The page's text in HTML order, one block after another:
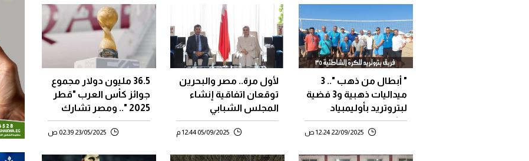
" أبطال من ذهب ".. 3
ميداليات ذهبية و3 فضية
لبتروتريد بأوليمبياد
الشركات
22/09/2025 12:24 ص
لأول مرة.. مصر والبحرين
توقعان اتفاقية إنشاء
المجلس الشبابي
البحريني-المصري
05/09/2025 12:44 م
36.5 مليون دولار مجموع
جوائز كأس العرب "قطر
2025 ".. ومصر تشارك
بالمنتخب "الثاني "
23/05/2025 02:39 ص